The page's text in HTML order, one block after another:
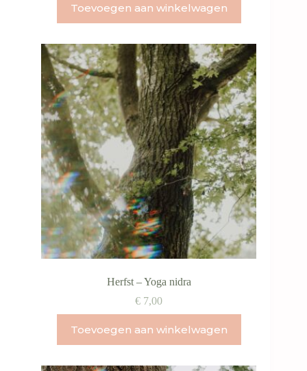
Toevoegen aan winkelwagen
Herfst – Yoga nidra
€ 7,00
Toevoegen aan winkelwagen